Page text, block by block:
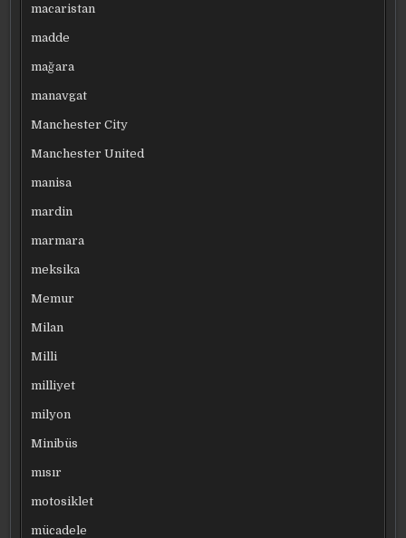
macaristan
madde
mağara
manavgat
Manchester City
Manchester United
manisa
mardin
marmara
meksika
Memur
Milan
Milli
milliyet
milyon
Minibüs
mısır
motosiklet
mücadele